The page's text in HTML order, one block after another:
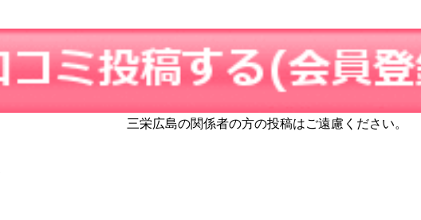
三栄広島の関係者の方の投稿はご遠慮ください。